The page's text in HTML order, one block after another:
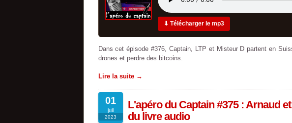
⬇ Télécharger le mp3
Dans cet épisode #376, Captain, LTP et Misteur D partent en
drones et perdre des bitcoins.
Lire la suite →
01
juil
2023
L'apéro du Captain #375 : Arnaud
du livre audio